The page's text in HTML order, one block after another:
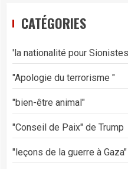
CATÉGORIES
'la nationalité pour
"Apologie du terrorisme "
"bien-être animal"
"Conseil de Paix" de Trump
"leçons de la guerre à Gaza"